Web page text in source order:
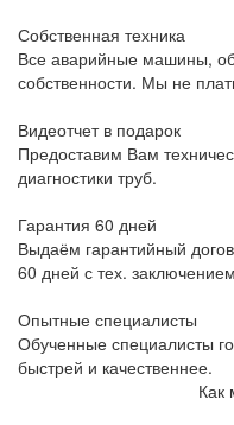
Собственная техника
Все аварийные машины,
собственности. Мы не
Видеотчет в подарок
Предоставим Вам
диагностики труб.
Гарантия 60 дней
Выдаём гарантийный
60 дней с тех.
Опытные специалисты
Обученные специалисты
быстрей и качественнее.
Как